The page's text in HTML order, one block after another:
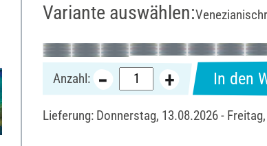
Variante auswählen:
Anzahl: In den
Lieferung: Donnerstag, 13.08.2026 -